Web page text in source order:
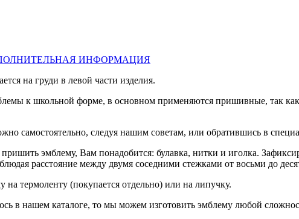
ИНФОРМАЦИЯ
на груди в левой части изделия.
к школьной форме, в основном применяются пришивные, так
самостоятельно, следуя нашим советам, или обратившись в
пришить эмблему, Вам понадобится: булавка, нитки и иголка.
расстояние между двумя соседними стежками от восьми до
термоленту (покупается отдельно) или на липучку.
в нашем каталоге, то мы можем изготовить эмблему любой